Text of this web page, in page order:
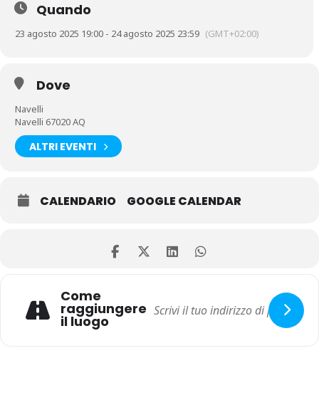
Quando
23 agosto 2025 19:00 - 24 agosto 2025 23:59 (GMT+02:00)
Dove
Navelli
Navelli 67020 AQ
ALTRI EVENTI
CALENDARIO GOOGLE CALENDAR
Come
raggiungere
il luogo